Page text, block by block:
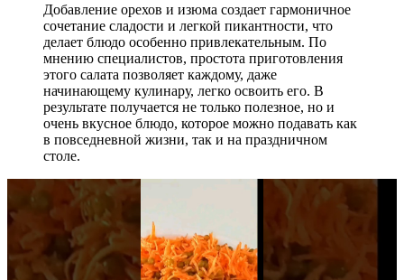
Добавление орехов и изюма создает гармоничное
сочетание сладости и легкой пикантности, что
делает блюдо особенно привлекательным. По
мнению специалистов, простота приготовления
этого салата позволяет каждому, даже
начинающему кулинару, легко освоить его. В
результате получается не только полезное, но и
очень вкусное блюдо, которое можно подавать как
в повседневной жизни, так и на праздничном
столе.